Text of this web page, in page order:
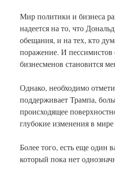
Мир политики и бизнеса
надеется на то, что
обещания, и на тех, кто
поражение. И пессимистов
бизнесменов становится
Однако, необходимо
поддерживает Трампа,
происходящее
глубокие изменения в
Более того, есть еще один
который пока нет